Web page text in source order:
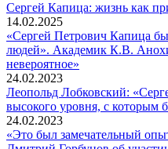
Сергей Капица: жизнь как
14.02.2025
«Сергей Петрович Капица
людей». Академик К.В.
невероятное»
24.02.2023
Леопольд Лобковский:
высокого уровня, с которым
24.02.2023
«Это был замечательный